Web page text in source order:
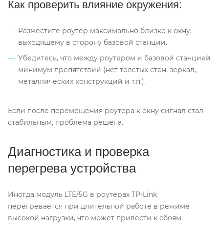
Как проверить влияние окружения:
Разместите роутер максимально близко к окну,
выходящему в сторону базовой станции.
Убедитесь, что между роутером и базовой станцией
минимум препятствий (нет толстых стен, зеркал,
металлических конструкций и т.п.).
Если после перемещения роутера к окну сигнал стал
стабильным, проблема решена.
Диагностика и проверка
перегрева устройства
Иногда модуль LTE/5G в роутерах TP-Link
перегревается при длительной работе в режиме
высокой нагрузки, что может привести к сбоям.